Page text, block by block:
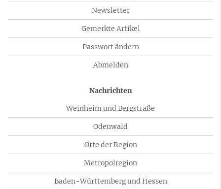
Newsletter
Gemerkte Artikel
Passwort ändern
Abmelden
Nachrichten
Weinheim und Bergstraße
Odenwald
Orte der Region
Metropolregion
Baden-Württemberg und Hessen